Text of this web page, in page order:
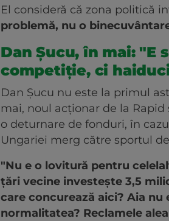
El consideră că zona politică
problemă, nu o
Dan Șucu, în mai: "E
competiție, ci
Dan Șucu nu este la primul
mai, noul acționar de la
o deturnare de fonduri, în
Ungariei merg către sportul
"Nu e o lovitură pentru
țări vecine investește 3,5
care concurează aici? Aia
normalitatea? Reclamele